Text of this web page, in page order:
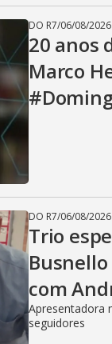
DO R7/06/08/2026
20 anos
Marco
DO R7/06/08/2026
Trio
com
Apresentadora
seguidores